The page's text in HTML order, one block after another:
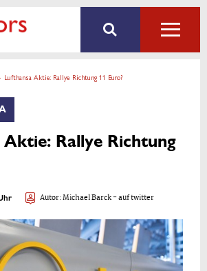
Lufthansa Aktie: Rallye Richtung 11 Euro?
Rallye Richtung
Autor:Michael Barck- auf twitter